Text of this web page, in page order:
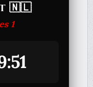
🇳🇱
1